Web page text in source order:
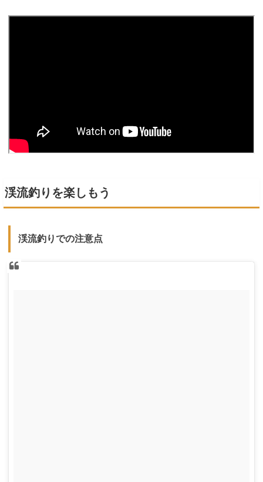
渓流釣りを楽しもう
渓流釣りでの注意点